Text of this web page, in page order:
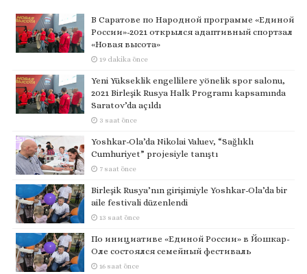
В Саратове по Народной программе «Единой
России»-2021 открылся адаптивный спортзал
«Новая высота»
19 dakika önce
Yeni Yükseklik engellilere yönelik spor salonu,
2021 Birleşik Rusya Halk Programı kapsamında
Saratov’da açıldı
3 saat önce
Yoshkar-Ola’da Nikolai Valuev, “Sağlıklı
Cumhuriyet” projesiyle tanıştı
7 saat önce
Birleşik Rusya’nın girişimiyle Yoshkar-Ola’da bir
aile festivali düzenlendi
13 saat önce
По инициативе «Единой России» в Йошкар-
Оле состоялся семейный фестиваль
16 saat önce